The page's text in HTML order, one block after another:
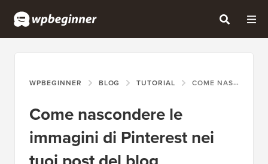
WPBEGINNER BLOG TUTORIAL COME NASCONDERE LE IMMAGINI DI PINTEREST NEI TUOI POST DEL BLOG WORDPRESS
Come nascondere le
immagini di Pinterest nei